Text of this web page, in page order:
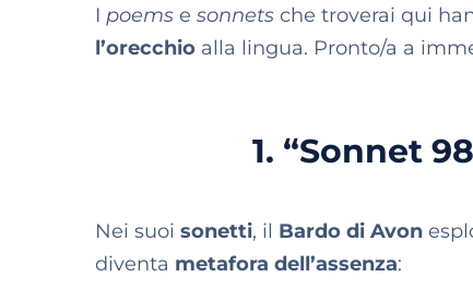
I poems e sonnets che troverai qui
l’orecchio alla lingua. Pronto/a a
1. “Sonnet
Nei suoi sonetti, il Bardo di Avon
diventa metafora dell’assenza: